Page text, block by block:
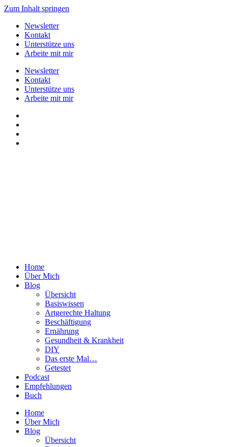
Zum Inhalt springen
Newsletter
Kontakt
Unterstütze uns
Arbeite mit mir
Newsletter
Kontakt
Unterstütze uns
Arbeite mit mir
Home
Über Mich
Blog
Übersicht
Basiswissen
Artgerechte Haltung
Beschäftigung
Ernährung
Gesundheit & Krankheit
DIY
Das erste Mal…
Getestet
Podcast
Empfehlungen
Buch
Home
Über Mich
Blog
Übersicht